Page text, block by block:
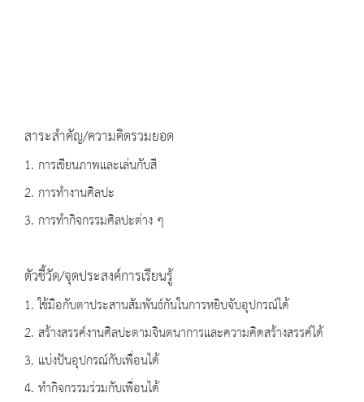
สาระสำคัญ/ความคิดรวมยอด
1. การเขียนภาพและเล่นกับสี
2. การทำงานศิลปะ
3. การทำกิจกรรมศิลปะต่าง ๆ
ตัวชี้วัด/จุดประสงค์การเรียนรู้
1. ใช้มือกับตาประสานสัมพันธ์กันในการหยิบจับอุปกรณ์ได้
2. สร้างสรรค์งานศิลปะตามจินตนาการและความคิดสร้างสรรค์ได้
3. แบ่งปันอุปกรณ์กับเพื่อนได้
4. ทำกิจกรรมร่วมกับเพื่อนได้